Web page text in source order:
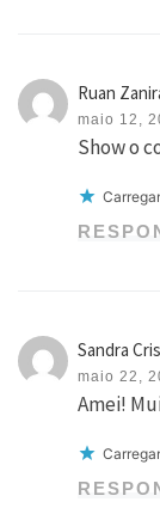
Ruan
maio 12,
Show o
Sandra
maio 22,
Amei!